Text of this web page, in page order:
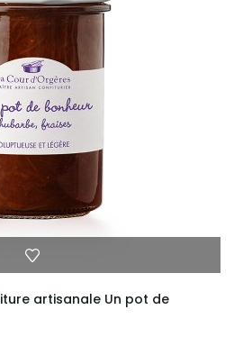
artisanale Un pot de